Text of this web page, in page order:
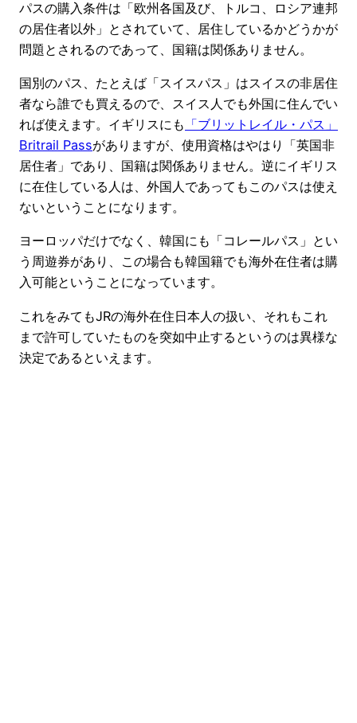
パスの購入条件は「欧州各国及び、トルコ、ロシア連邦
の居住者以外」とされていて、居住しているかどうかが
問題とされるのであって、国籍は関係ありません。
国別のパス、たとえば「スイスパス」はスイスの非居住
者なら誰でも買えるので、スイス人でも外国に住んでい
れば使えます。イギリスにも 「ブリットレイル・パス」
Britrail Passがありますが、使用資格はやはり「英国非
居住者」であり、国籍は関係ありません。逆にイギリス
に在住している人は、外国人であってもこのパスは使え
ないということになります。
ヨーロッパだけでなく、韓国にも「コレールパス」とい
う周遊券があり、この場合も韓国籍でも海外在住者は購
入可能ということになっています。
これをみてもJRの海外在住日本人の扱い、それもこれ
まで許可していたものを突如中止するというのは異様な
決定であるといえます。